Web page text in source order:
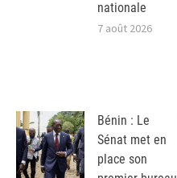
nationale
7 août 2026
Bénin : Le
Sénat met en
place son